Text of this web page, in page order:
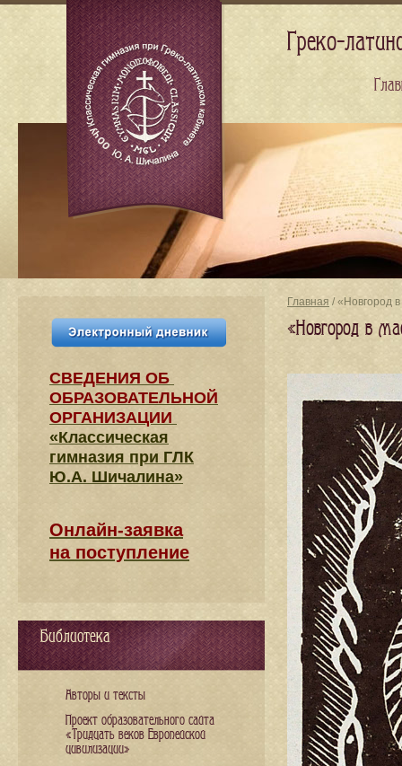
Главная / «Новгород
«Новгород в
СВЕДЕНИЯ​ ОБ
ОБРАЗОВАТЕЛЬНОЙ
ОРГАНИЗАЦИИ
«Классическая
гимназия при ГЛК
Ю.А. Шичалина»
Онлайн-заявка
на поступление
Библиотека
Авторы и тексты
Проект образовательного сайта
«Тридцать веков Европейской
цивилизации»
Греко-